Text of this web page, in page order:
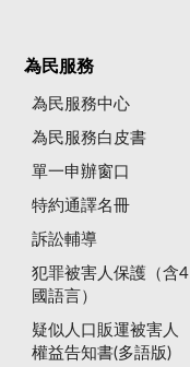
為民服務
為民服務中心
為民服務白皮書
單一申辦窗口
特約通譯名冊
訴訟輔導
犯罪被害人保護（含4
國語言）
疑似人口販運被害人
權益告知書(多語版)